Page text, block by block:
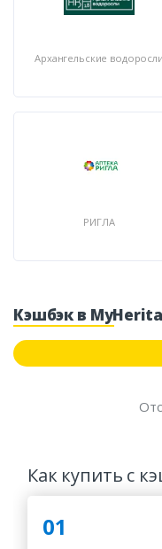
Архангельские водоросли
РИГЛА
Кэшбэк в
Как купить с
01